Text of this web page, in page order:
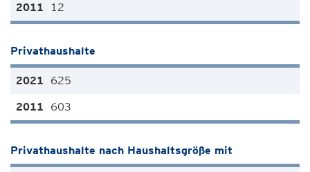
12
Privathaushalte
625
603
Privathaushalte nach Haushaltsgröße mit